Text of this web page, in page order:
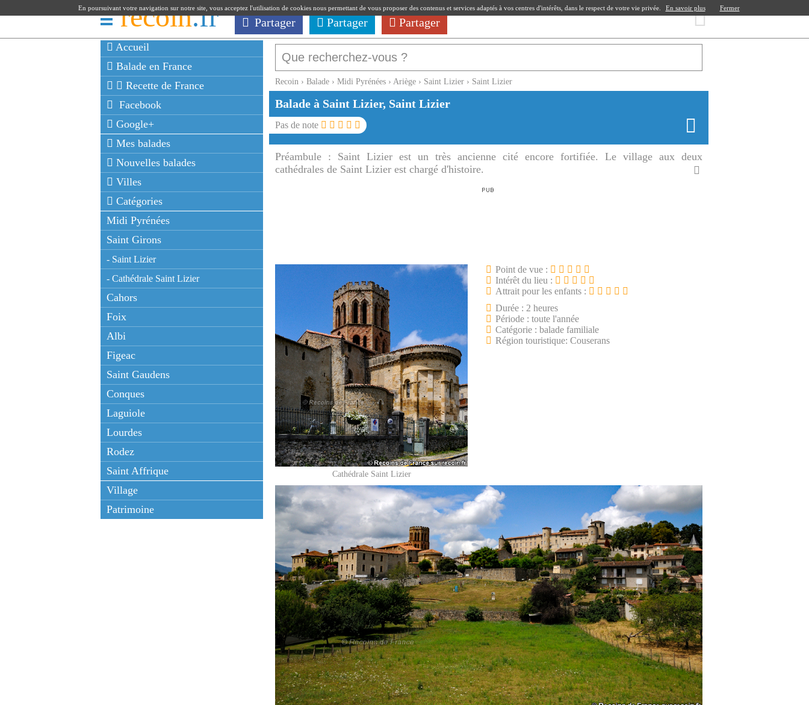
recoin.fr Partager Partager Partager
Accueil
Balade en France
Recette de France
Facebook
Google+
Mes balades
Nouvelles balades
Villes
Catégories
Midi Pyrénées
Saint Girons
- Saint Lizier
- Cathédrale Saint Lizier
Cahors
Foix
Albi
Figeac
Saint Gaudens
Conques
Laguiole
Lourdes
Rodez
Saint Affrique
Village
Patrimoine
Recoin › Balade › Midi Pyrénées › Ariège › Saint Lizier › Saint Lizier
Balade à Saint Lizier, Saint Lizier
Pas de note
Préambule : Saint Lizier est un très ancienne cité encore fortifiée. Le village aux deux
cathédrales de Saint Lizier est chargé d'histoire.
Cathédrale Saint Lizier
Point de vue :
Intérêt du lieu :
Attrait pour les enfants :
Durée : 2 heures
Période : toute l'année
Catégorie : balade familiale
Région touristique: Couserans
En poursuivant votre navigation sur notre site, vous acceptez l'utilisation de cookies nous permettant de vous proposer des contenus et services adaptés à vos centres d'intérêts, dans le respect de votre vie privée. En savoir plus Fermer